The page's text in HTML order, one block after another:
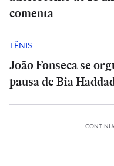
comenta
TÊNIS
João Fonseca se
pausa de Bia